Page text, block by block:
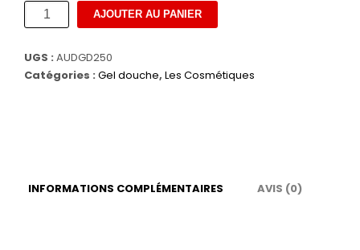
quantité
de
douche
Audacieuse
AJOUTER AU PANIER
UGS : AUDGD250
Catégories : Gel douche, Les Cosmétiques
INFORMATIONS COMPLÉMENTAIRES AVIS (0)